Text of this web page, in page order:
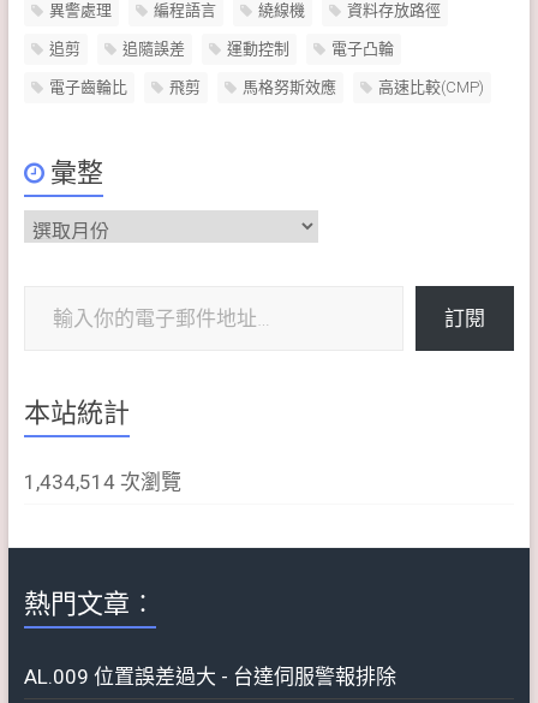
異警處理 編程語言 繞線機 資料存放路徑
追剪 追隨誤差 運動控制 電子凸輪
電子齒輪比 飛剪 馬格努斯效應 高速比較(CMP)
彙整
彙
整
訂閱
本站統計
1,434,514 次瀏覽
熱門文章︰
AL.009 位置誤差過大 - 台達伺服警報排除